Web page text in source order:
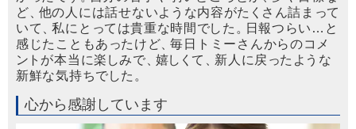
ど
他の人には話せないよ うな内容がた く さん詰ま って
いて
、私にと っては貴重な時間 でした 。 日報つらい…と
感じたこともあ ったけど 、毎日トミーさんからのコメ
ントが本当に楽 しみで 嬉し く て 新人に戻 った よ うな
新鮮な気持ちでした 。
心から感謝しています